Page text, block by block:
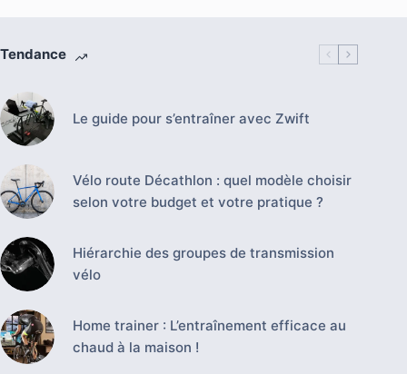
Tendance
Le guide pour s’entraîner avec Zwift
Vélo route Décathlon : quel modèle choisir
selon votre budget et votre pratique ?
Hiérarchie des groupes de transmission
vélo
Home trainer : L’entraînement efficace au
chaud à la maison !